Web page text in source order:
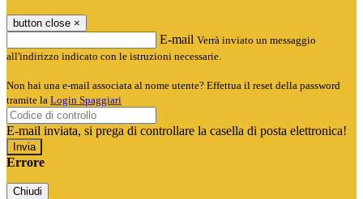
button close ×
E-mail Verrà inviato un messaggio
all'indirizzo indicato con le istruzioni necessarie.
Non hai una e-mail associata al nome utente? Effettua il reset della password
tramite la Login Spaggiari
E-mail inviata, si prega di controllare la casella di posta elettronica!
Errore
Chiudi